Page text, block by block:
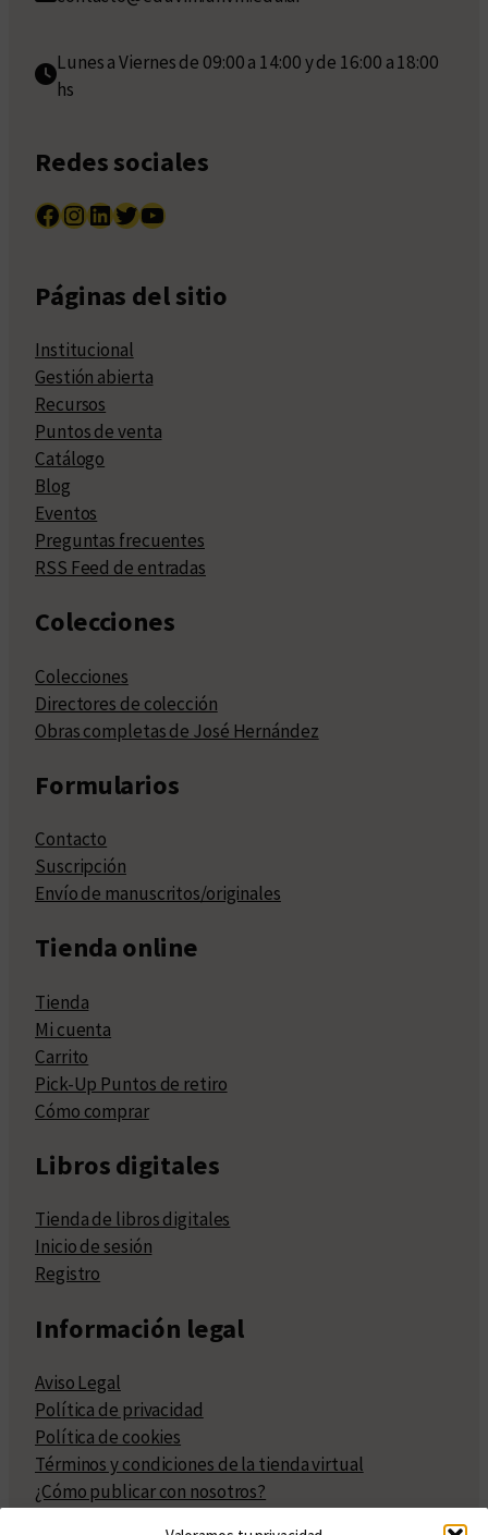
Lunes a Viernes de 09:00 a 14:00 y de 16:00 a 18:00
hs
Redes sociales
Facebook InstagramLinkedIn Twitter YouTube
Páginas del sitio
Institucional
Gestión abierta
Recursos
Puntos de venta
Catálogo
Blog
Eventos
Preguntas frecuentes
RSS Feed de entradas
Colecciones
Colecciones
Directores de colección
Obras completas de José Hernández
Formularios
Contacto
Suscripción
Envío de manuscritos/originales
Tienda online
Tienda
Mi cuenta
Carrito
Pick-Up Puntos de retiro
Cómo comprar
Libros digitales
Tienda de libros digitales
Inicio de sesión
Registro
Información legal
Aviso Legal
Política de privacidad
Política de cookies
Términos y condiciones de la tienda virtual
¿Cómo publicar con nosotros?